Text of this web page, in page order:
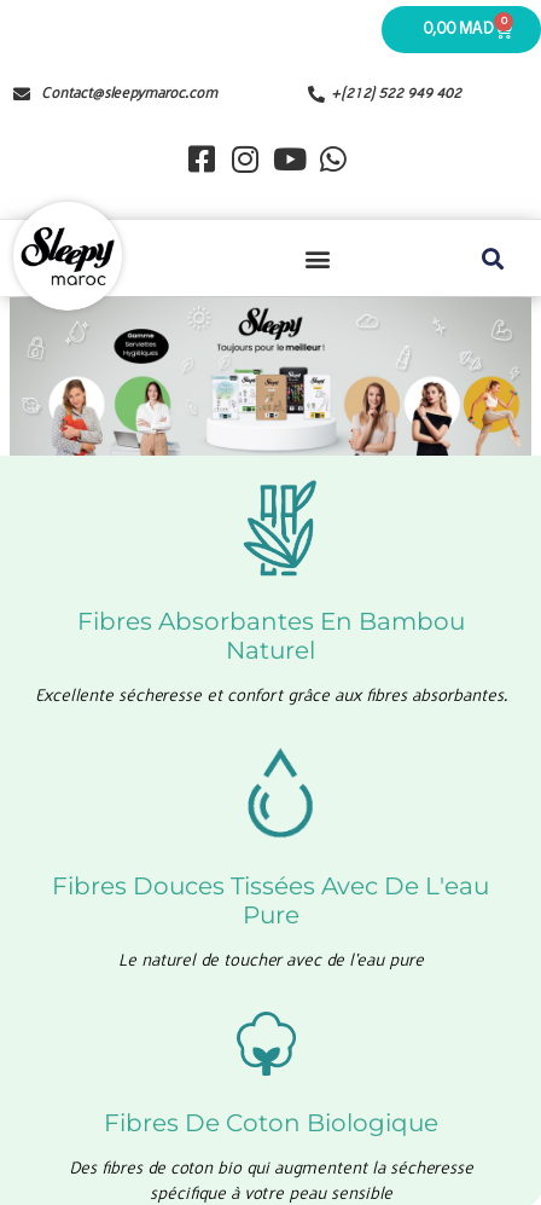
+(212) 522 949 402
Contact@sleepymaroc.com
0,00 MAD 0
Fibres Absorbantes En Bambou
Naturel
Excellente sécheresse et confort grâce aux fibres absorbantes.
Fibres Douces Tissées Avec De L'eau
Pure
Le naturel de toucher avec de l'eau pure
Fibres De Coton Biologique
Des fibres de coton bio qui augmentent la sécheresse
spécifique à votre peau sensible